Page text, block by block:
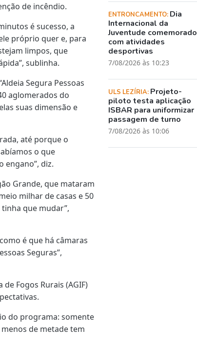
de incêndio.
é sucesso, a
próprio quer e, para
limpos, que
sublinha.
Segura Pessoas
aglomerados do
suas dimensão e
até porque o
o que
engano”, diz.
Grande, que mataram
milhar de casas e 50
que mudar”,
é que há câmaras
Seguras”,
Fogos Rurais (AGIF)
do programa: somente
de metade tem
ENTRONCAMENTO: Dia
Internacional da
Juventude comemorado
com atividades
desportivas
7/08/2026 às 10:23
ULS LEZÍRIA: Projeto-
piloto testa aplicação
ISBAR para uniformizar
passagem de turno
7/08/2026 às 10:06